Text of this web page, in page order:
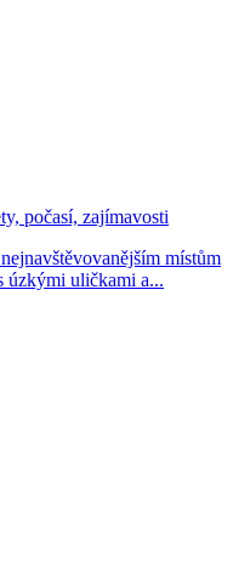
počasí, zajímavosti
místům
úzkými uličkami a...